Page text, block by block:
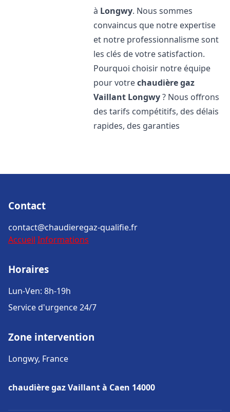
à Longwy. Nous sommes
convaincus que notre expertise
et notre professionnalisme sont
les clés de votre satisfaction.
Pourquoi choisir notre équipe
pour votrechaudière gaz
Vaillant Longwy? Nous offrons
des tarifs compétitifs, des délais
rapides, des garanties
Contact
contact@chaudieregaz-qualifie.fr
Accueil Informations
Horaires
Lun-Ven: 8h-19h
Service d'urgence 24/7
Zone intervention
Longwy, France
chaudière gaz Vaillant à Caen 14000